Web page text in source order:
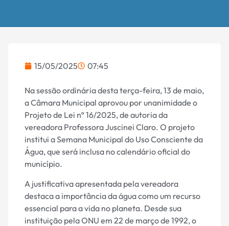
15/05/2025 07:45
Na sessão ordinária desta terça-feira, 13 de maio,
a Câmara Municipal aprovou por unanimidade o
Projeto de Lei nº 16/2025, de autoria da
vereadora Professora Juscinei Claro. O projeto
institui a Semana Municipal do Uso Consciente da
Água, que será inclusa no calendário oficial do
município.
A justificativa apresentada pela vereadora
destaca a importância da água como um recurso
essencial para a vida no planeta. Desde sua
instituição pela ONU em 22 de março de 1992, o